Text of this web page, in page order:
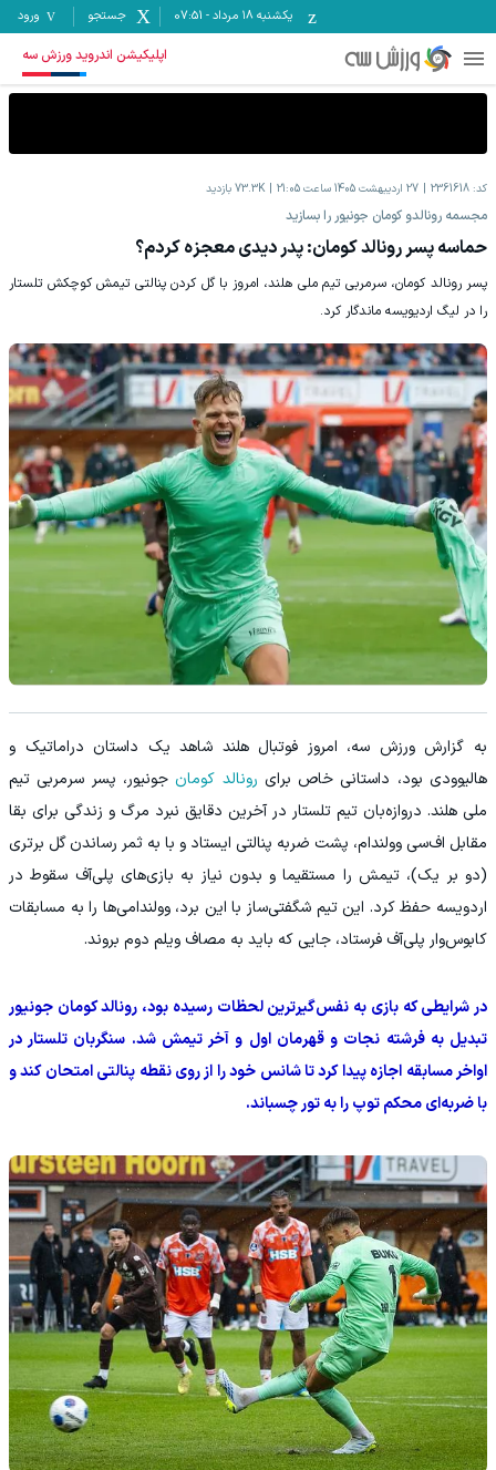
یکشنبه ۱۸ مرداد -
07:51 جستجو ورود
اپلیکیشن اندروید ورزش سه
کد: 2361618 27 اردیبهشت 1405 ساعت 21:05 73.3K بازدید
مجسمه رونالدو کومان جونیور را بسازید
حماسه پسر رونالد کومان: پدر دیدی معجزه کردم؟
پسر رونالد کومان، سرمربی تیم ملی هلند، امروز با گل کردن پنالتی تیمش کوچکش تلستار
را در لیگ اردیویسه ماندگار کرد.
به گزارش ورزش سه، امروز فوتبال هلند شاهد یک داستان دراماتیک و
هالیوودی بود، داستانی خاص برای رونالد کومانجونیور، پسر سرمربی تیم
ملی هلند. دروازه‌بان تیم تلستار در آخرین دقایق نبرد مرگ و زندگی برای بقا
مقابل اف‌سی وولندام، پشت ضربه پنالتی ایستاد و با به ثمر رساندن گل برتری
(دو بر یک)، تیمش را مستقیما و بدون نیاز به بازی‌های پلی‌آف سقوط در
اردویسه حفظ کرد. این تیم شگفتی‌ساز با این برد، وولندامی‌ها را به مسابقات
کابوس‌وار پلی‌آف فرستاد، جایی که باید به مصاف ویلم دوم بروند.
در شرایطی که بازی به نفس‌گیرترین لحظات رسیده بود، رونالد کومان جونیور
تبدیل به فرشته نجات و قهرمان اول و آخر تیمش شد. سنگربان تلستار در
اواخر مسابقه اجازه پیدا کرد تا شانس خود را از روی نقطه پنالتی امتحان کند و
با ضربه‌ای محکم توپ را به تور چسباند.